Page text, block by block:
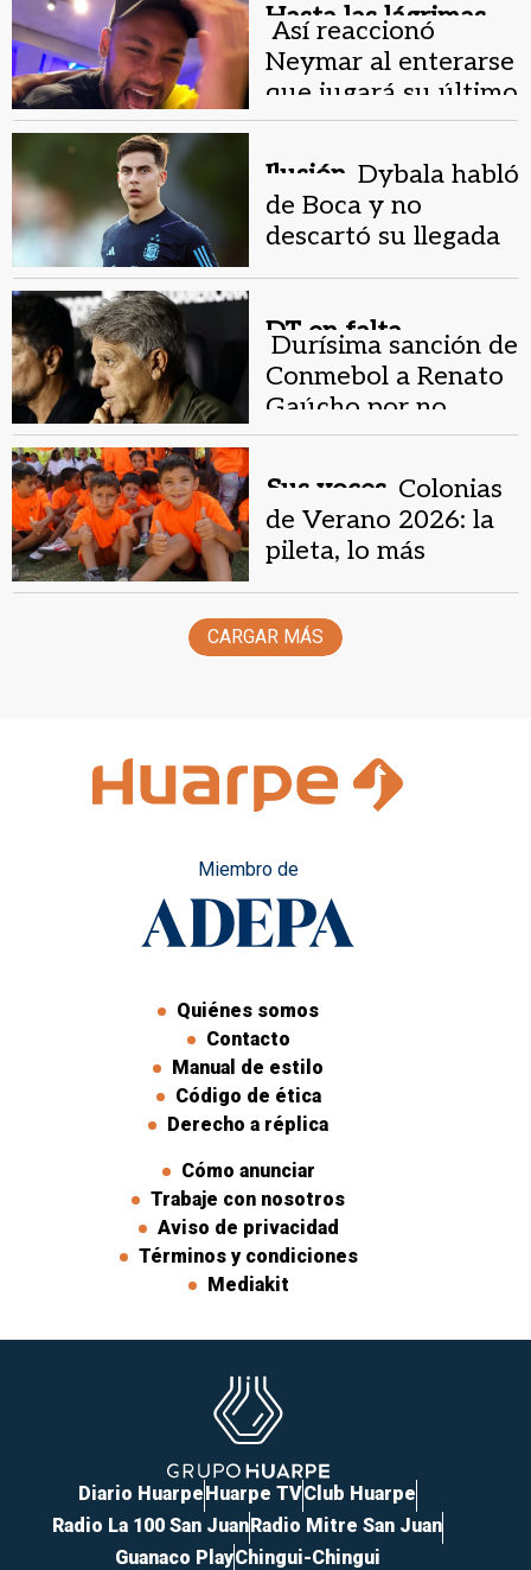
Hasta las lágrimas.
Así reaccionó
Neymar al enterarse
que jugará su último
Mundial con Brasil
Ilusión. Dybala habló
de Boca y no
descartó su llegada
DT en falta.
Durísima sanción de
Conmebol a Renato
Gaúcho por no
viajar
Sus voces. Colonias
de Verano 2026: la
pileta, lo más
chicos
CARGAR MÁS
Miembro de
Quiénes somos
Contacto
Manual de estilo
Código de ética
Derecho a réplica
Cómo anunciar
Trabaje con nosotros
Aviso de privacidad
Términos y condiciones
Mediakit
Diario HuarpeHuarpe TVClub Huarpe
Radio La 100 San JuanRadio Mitre San Juan
Guanaco PlayChingui-Chingui